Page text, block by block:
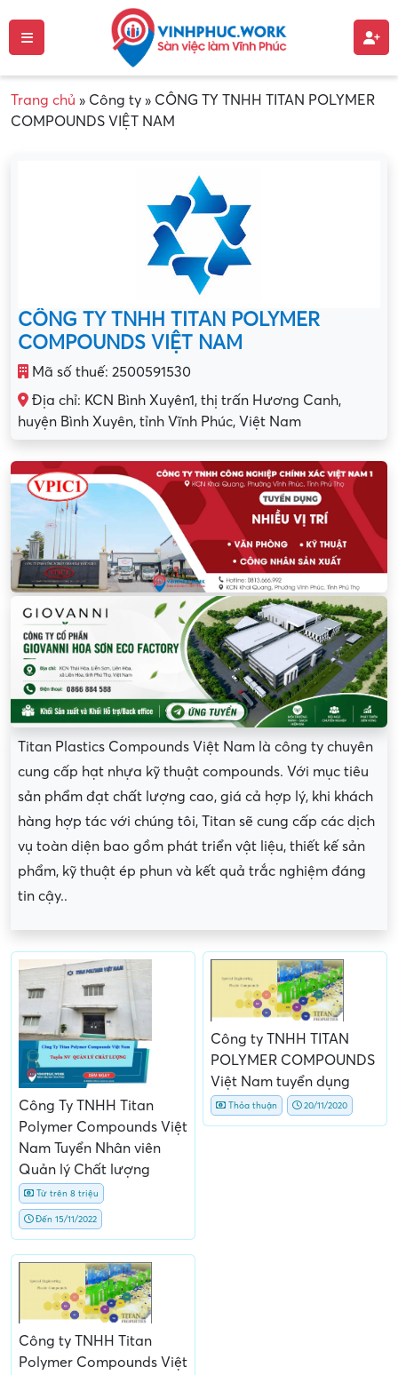
Trang chủ » Công ty » CÔNG TY TNHH TITAN POLYMER
COMPOUNDS VIỆT NAM
CÔNG TY TNHH TITAN POLYMER
COMPOUNDS VIỆT NAM
Mã số thuế: 2500591530
Địa chỉ: KCN Bình Xuyên1, thị trấn Hương Canh,
huyện Bình Xuyên, tỉnh Vĩnh Phúc, Việt Nam
Titan Plastics Compounds Việt Nam là công ty chuyên
cung cấp hạt nhựa kỹ thuật compounds. Với mục tiêu
sản phẩm đạt chất lượng cao, giá cả hợp lý, khi khách
hàng hợp tác với chúng tôi, Titan sẽ cung cấp các dịch
vụ toàn diện bao gồm phát triển vật liệu, thiết kế sản
phẩm, kỹ thuật ép phun và kết quả trắc nghiệm đáng
tin cậy..
Công Ty TNHH Titan
Polymer Compounds Việt
Nam Tuyển Nhân viên
Quản lý Chất lượng
Từ trên 8 triệu
Đến 15/11/2022
Công ty TNHH TITAN
POLYMER COMPOUNDS
Việt Nam tuyển dụng
Thỏa thuận 20/11/2020
Công ty TNHH Titan
Polymer Compounds Việt